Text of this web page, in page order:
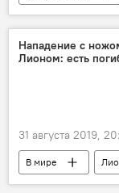
Нападение с
Лионом: есть
31 августа 2019,
В мире
раненые